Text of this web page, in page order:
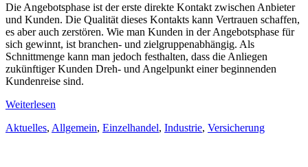
Die Angebotsphase ist der erste direkte Kontakt zwischen Anbieter
und Kunden. Die Qualität dieses Kontakts kann Vertrauen schaffen,
es aber auch zerstören. Wie man Kunden in der Angebotsphase für
sich gewinnt, ist branchen- und zielgruppenabhängig. Als
Schnittmenge kann man jedoch festhalten, dass die Anliegen
zukünftiger Kunden Dreh- und Angelpunkt einer beginnenden
Kundenreise sind.
Weiterlesen
Aktuelles, Allgemein, Einzelhandel, Industrie, Versicherung